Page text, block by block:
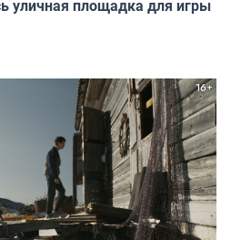
уличная площадка для игры